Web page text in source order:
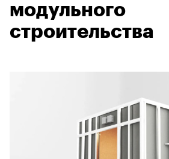
модульного
строительства